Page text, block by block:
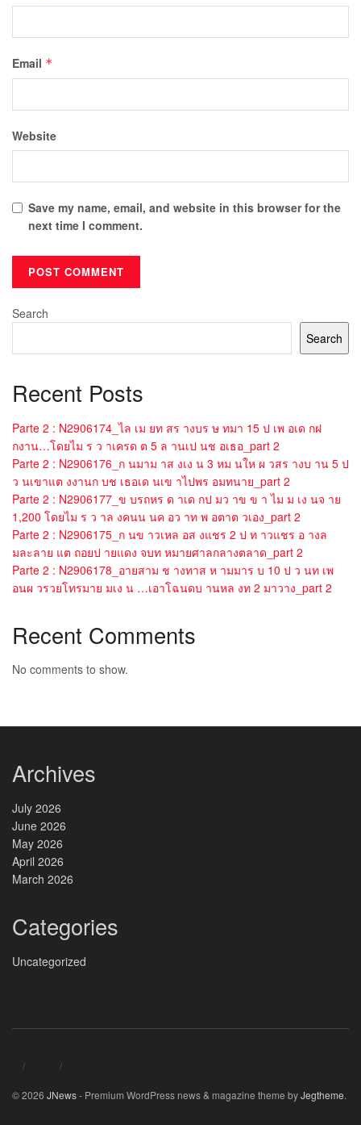
Email *
Website
Save my name, email, and website in this browser for the
next time I comment.
Search
Search
Recent Posts
Parte 2 : N2906174_ไล เม ยท สร างบร ษ ทมา 15 ป เพ อเด กฝ
กงาน…โดยไม ร ว าเครด ต 5 ล านเป นช อเธอ_part 2
Parte 2 : N2906176_ก นมาม าส งเง น 3 หม นให ผ วสร างบ าน 5 ป
ว นเขาแต งงานก บช เธอเด นเข าไปพร อมทนาย_part 2
Parte 2 : N2906177_ข บรถหร ด าเด กป มว าข ข า ไม ม เง นจ าย
1,200 โดยไม ร ว าล งคนน นค อว าท พ อตาต วเอง_part 2
Parte 2 : N2906175_ก นข าวเหล อส งแชร 2 ป ท าวแชร อ างล
มละลาย แต ถอยป ายแดง จบท หมายศาลกลางตลาด_part 2
Parte 2 : N2906178_อายสาม ช างทาส ห ามมาร บ 10 ป ว นท เพ
อนผ วรวยโทรมาย มเง น …เอาโฉนดบ านหล งท 2 มาวาง_part 2
Recent Comments
No comments to show.
Archives
July 2026
June 2026
May 2026
April 2026
March 2026
Categories
Uncategorized
© 2026 JNews- Premium WordPress news & magazine theme byJegtheme.